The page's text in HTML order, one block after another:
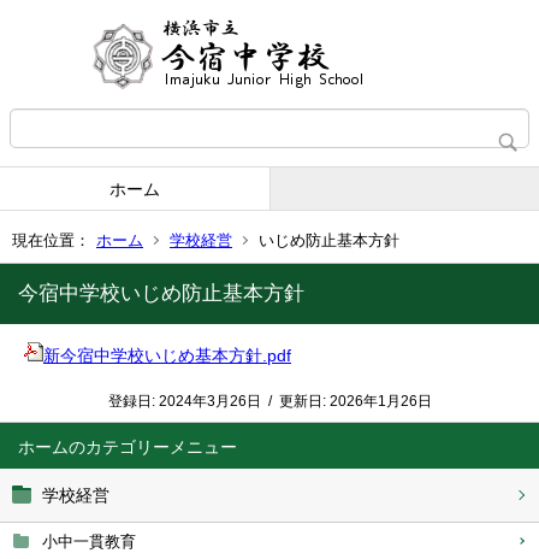
ホーム
現在位置： ホーム 学校経営 いじめ防止基本方針
ホーム
学校経営
小中一貫教育
今宿中学校いじめ防止基本方針
新今宿中学校いじめ基本方針.pdf
登録日: 2024年3月26日 / 更新日: 2026年1月26日